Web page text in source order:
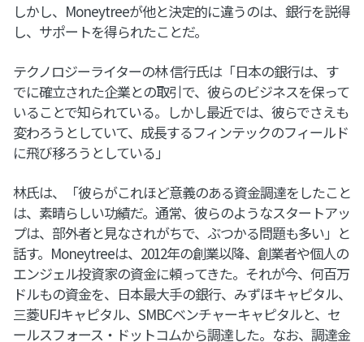
しかし、Moneytreeが他と決定的に違うのは、銀行を説得
し、サポートを得られたことだ。
テクノロジーライターの林 信行氏は「日本の銀行は、す
でに確立された企業との取引で、彼らのビジネスを保って
いることで知られている。しかし最近では、彼らでさえも
変わろうとしていて、成長するフィンテックのフィールド
に飛び移ろうとしている」
林氏は、「彼らがこれほど意義のある資金調達をしたこと
は、素晴らしい功績だ。通常、彼らのようなスタートアッ
プは、部外者と見なされがちで、ぶつかる問題も多い」と
話す。Moneytreeは、2012年の創業以降、創業者や個人の
エンジェル投資家の資金に頼ってきた。それが今、何百万
ドルもの資金を、日本最大手の銀行、みずほキャピタル、
三菱UFJキャピタル、SMBCベンチャーキャピタルと、セ
ールスフォース・ドットコムから調達した。なお、調達金